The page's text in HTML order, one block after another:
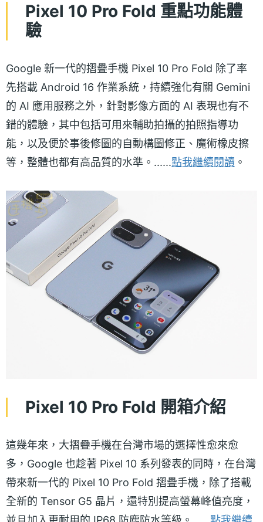
Pixel 10 Pro Fold 重點功能體
驗
Google 新一代的摺疊手機 Pixel 10 Pro Fold 除了率
先搭載 Android 16 作業系統，持續強化有關 Gemini
的 AI 應用服務之外，針對影像方面的 AI 表現也有不
錯的體驗，其中包括可用來輔助拍攝的拍照指導功
能，以及便於事後修圖的自動構圖修正、魔術橡皮擦
等，整體也都有高品質的水準。......點我繼續閱讀 。
Pixel 10 Pro Fold 開箱介紹
這幾年來，大摺疊手機在台灣市場的選擇性愈來愈
多，Google 也趁著 Pixel 10 系列發表的同時，在台灣
帶來新一代的 Pixel 10 Pro Fold 摺疊手機，除了搭載
全新的 Tensor G5 晶片，還特別提高螢幕峰值亮度，